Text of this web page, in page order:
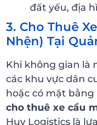
đất yếu, địa
3. Cho Thuê
Nhện) Tại
Khi không gian là
các khu vực dân
hoặc có mặt
cho thuê xe cẩu
Huy Logistics là